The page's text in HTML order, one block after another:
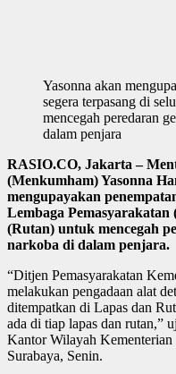
Yasonna akan
segera terpasang di
mencegah peredaran
dalam penjara
RASIO.CO, Jakarta –
(Menkumham) Yasonna
mengupayakan
Lembaga
(Rutan) untuk mencegah
narkoba di dalam penjara.
“Ditjen Pemasyarakatan
melakukan pengadaan alat
ditempatkan di Lapas dan
ada di tiap lapas dan rutan,”
Kantor Wilayah
Surabaya, Senin.